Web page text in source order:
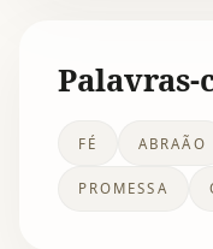
Palavras-
FÉ ABRAÃO
PROMESSA